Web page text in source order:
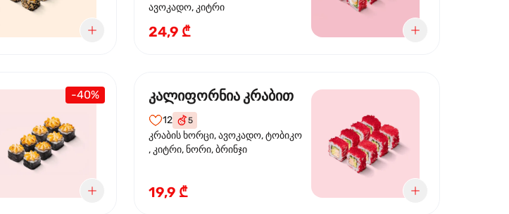
ავოკადო, კიტრი
24,9 ₾
-40% კალიფორნია კრაბით
12 5
კრაბის ხორცი, ავოკადო, ტობიკო
, კიტრი, ნორი, ბრინჯი
19,9 ₾